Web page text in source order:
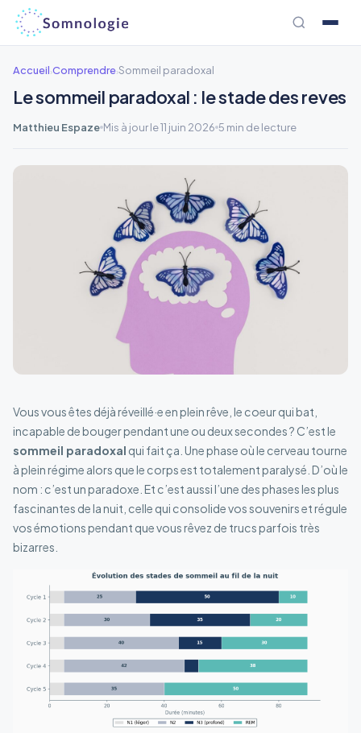
Aller
contenu
Accueil›Comprendre›Sommeil paradoxal
Le sommeil paradoxal : le stade des reves
Matthieu Espaze Mis à jour le 11 juin 2026 5 min de lecture
Vous vous êtes déjà réveillé·e en plein rêve, le coeur qui bat,
incapable de bouger pendant une ou deux secondes ? C’est le
sommeil paradoxal qui fait ça. Une phase où le cerveau tourne
à plein régime alors que le corps est totalement paralysé. D’où le
nom : c’est un paradoxe. Et c’est aussi l’une des phases les plus
fascinantes de la nuit, celle qui consolide vos souvenirs et régule
vos émotions pendant que vous rêvez de trucs parfois très
bizarres.